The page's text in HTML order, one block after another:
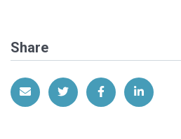
Share
Share via EmailShare on Twitter
Share onShare